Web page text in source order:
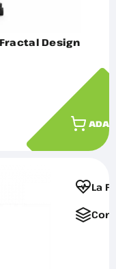
Design
La